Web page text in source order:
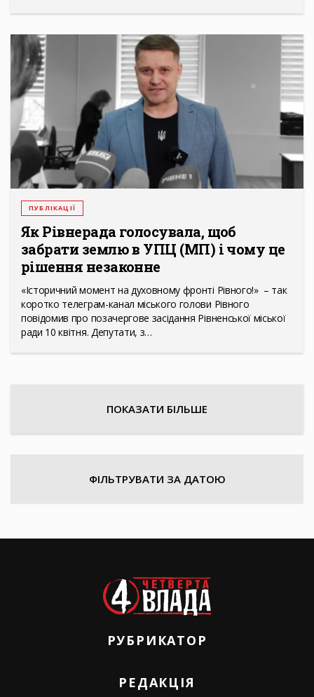
ПУБЛІКАЦІЇ
Як Рівнерада голосувала, щоб
забрати землю в УПЦ (МП) і чому це
рішення незаконне
«Історичний момент на духовному фронті Рівного!» – так
коротко телеграм-канал міського голови Рівного
повідомив про позачергове засідання Рівненської міської
ради 10 квітня. Депутати, з…
ПОКАЗАТИ БІЛЬШЕ
ФІЛЬТРУВАТИ ЗА ДАТОЮ
РУБРИКАТОР
РЕДАКЦІЯ